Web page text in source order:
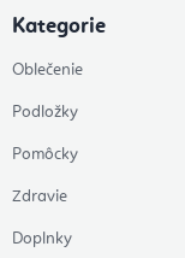
Kategorie
Oblečenie
Podložky
Pomôcky
Zdravie
Doplnky